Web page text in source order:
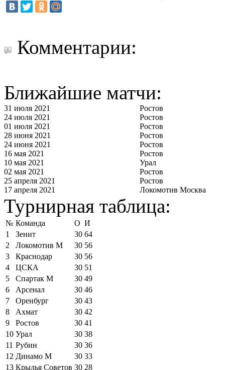
Комментарии:
Ближайшие матчи:
31 июля 2021
Ростов
24 июля 2021
Ростов
01 июля 2021
Ростов
28 июня 2021
Ростов
24 июня 2021
Ростов
16 мая 2021
Ростов
10 мая 2021
Урал
02 мая 2021
Ростов
25 апреля 2021
Ростов
17 апреля 2021
Локомотив Москва
Турнирная таблица:
№ Команда О И
1
Зенит 30 64
2
Локомотив М 30 56
3
Краснодар 30 56
4
ЦСКА 30 51
5
Спартак М 30 49
6
Арсенал 30 46
7
Оренбург 30 43
8
Ахмат 30 42
9
Ростов 30 41
10 Урал 30 38
11 Рубин 30 36
12 Динамо М 30 33
13 Крылья Советов 30 28